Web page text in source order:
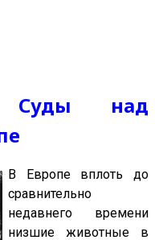
Суды над
В Европе вплоть до
сравнительно
недавнего времени
низшие животные в